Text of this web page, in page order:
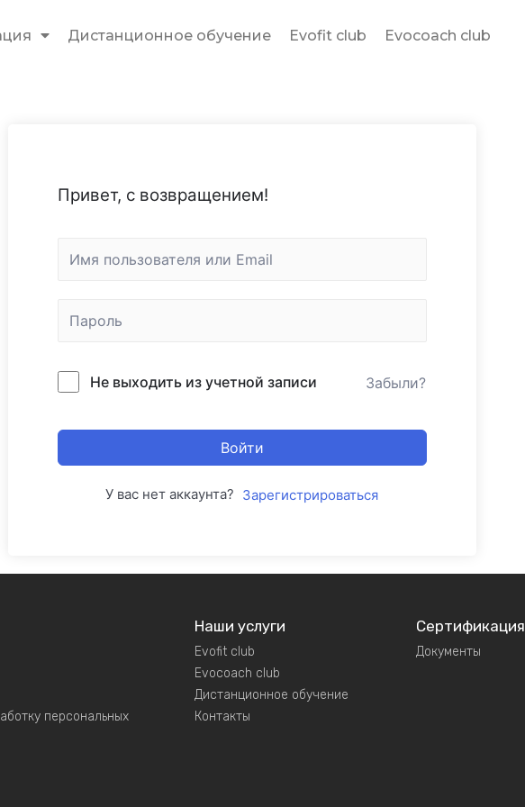
Дистанционное обучение Evofit club Evocoach club
Привет, с возвращением!
Не выходить из учетной записи Забыли?
Войти
У вас нет аккаунта? Зарегистрироваться
персональных
Наши услуги
Evofit club
Evocoach club
Дистанционное обучение
Контакты
Сертификация
Документы